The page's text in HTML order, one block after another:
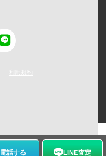
電話する LINE査定